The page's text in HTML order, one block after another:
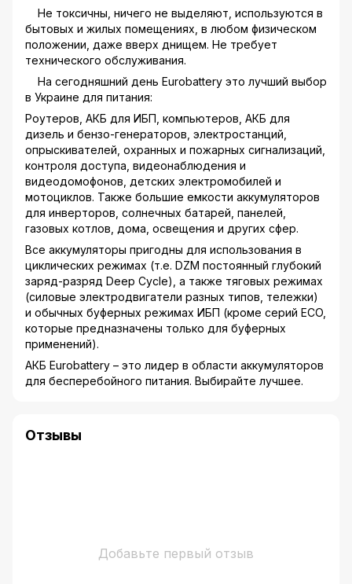
Не токсичны, ничего не выделяют, используются в
бытовых и жилых помещениях, в любом физическом
положении, даже вверх днищем. Не требует
технического обслуживания.
На сегодняшний день Eurobattery это лучший выбор
в Украине для питания:
Роутеров, АКБ для ИБП, компьютеров, АКБ для
дизель и бензо-генераторов, электростанций,
опрыскивателей, охранных и пожарных сигнализаций,
контроля доступа, видеонаблюдения и
видеодомофонов, детских электромобилей и
мотоциклов. Также большие емкости аккумуляторов
для инверторов, солнечных батарей, панелей,
газовых котлов, дома, освещения и других сфер.
Все аккумуляторы пригодны для использования в
циклических режимах (т.е. DZM постоянный глубокий
заряд-разряд Deep Cycle), а также тяговых режимах
(силовые электродвигатели разных типов, тележки)
и обычных буферных режимах ИБП (кроме серий ECO,
которые предназначены только для буферных
применений).
АКБ Eurobattery – это лидер в области аккумуляторов
для бесперебойного питания. Выбирайте лучшее.
Отзывы
Добавьте первый отзыв